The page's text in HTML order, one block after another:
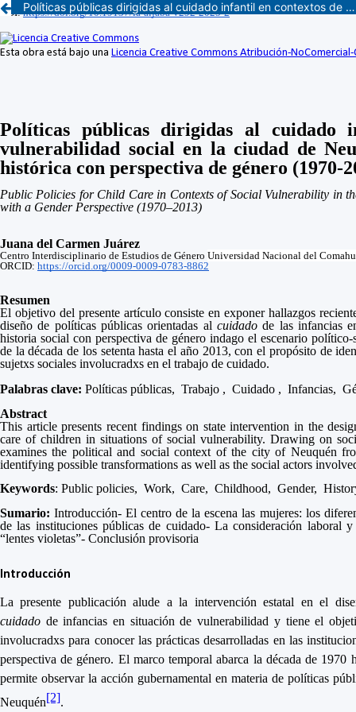
Políticas públicas dirigidas al cuidado infantil en contextos de vulnerabilidad social en la ciudad de Neuquén, una interpelación histórica con perspectiva de género (1970-2013)